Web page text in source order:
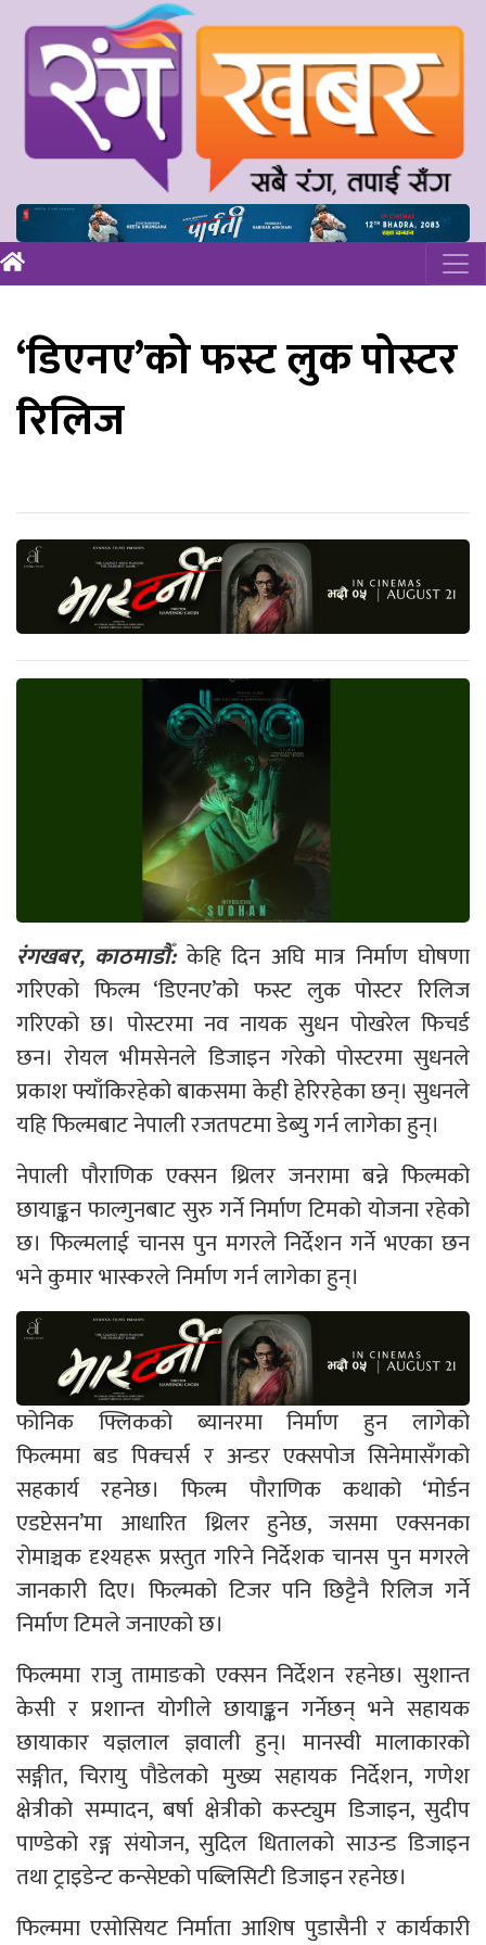
‘डिएनए’को फस्ट लुक पोस्टर
रिलिज
रंगखबर, काठमाडौँ: केहि दिन अघि मात्र निर्माण घोषणा
गरिएको फिल्म ‘डिएनए’को फस्ट लुक पोस्टर रिलिज
गरिएको छ। पोस्टरमा नव नायक सुधन पोखरेल फिचर्ड
छन। रोयल भीमसेनले डिजाइन गरेको पोस्टरमा सुधनले
प्रकाश फ्याँकिरहेको बाकसमा केही हेरिरहेका छन्। सुधनले
यहि फिल्मबाट नेपाली रजतपटमा डेब्यु गर्न लागेका हुन्।
नेपाली पौराणिक एक्सन थ्रिलर जनरामा बन्ने फिल्मको
छायाङ्कन फाल्गुनबाट सुरु गर्ने निर्माण टिमको योजना रहेको
छ। फिल्मलाई चानस पुन मगरले निर्देशन गर्ने भएका छन
भने कुमार भास्करले निर्माण गर्न लागेका हुन्।
फोनिक फ्लिकको ब्यानरमा निर्माण हुन लागेको
फिल्ममा बड पिक्चर्स र अन्डर एक्सपोज सिनेमासँगको
सहकार्य रहनेछ। फिल्म पौराणिक कथाको ‘मोर्डन
एडप्टेसन’मा आधारित थ्रिलर हुनेछ, जसमा एक्सनका
रोमाञ्चक दृश्यहरू प्रस्तुत गरिने निर्देशक चानस पुन मगरले
जानकारी दिए। फिल्मको टिजर पनि छिट्टैनै रिलिज गर्ने
निर्माण टिमले जनाएको छ।
फिल्ममा राजु तामाङको एक्सन निर्देशन रहनेछ। सुशान्त
केसी र प्रशान्त योगीले छायाङ्कन गर्नेछन् भने सहायक
छायाकार यज्ञलाल ज्ञवाली हुन्। मानस्वी मालाकारको
सङ्गीत, चिरायु पौडेलको मुख्य सहायक निर्देशन, गणेश
क्षेत्रीको सम्पादन, बर्षा क्षेत्रीको कस्ट्युम डिजाइन, सुदीप
पाण्डेको रङ्ग संयोजन, सुदिल धितालको साउन्ड डिजाइन
तथा ट्राइडेन्ट कन्सेप्टको पब्लिसिटी डिजाइन रहनेछ।
फिल्ममा एसोसियट निर्माता आशिष पुडासैनी र कार्यकारी